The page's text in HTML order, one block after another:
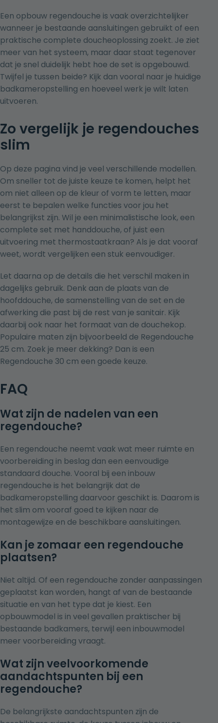
Een opbouw regendouche is vaak overzichtelijker
wanneer je bestaande aansluitingen gebruikt of een
praktische complete doucheoplossing zoekt. Je ziet
meer van het systeem, maar daar staat tegenover
dat je snel duidelijk hebt hoe de set is opgebouwd.
Twijfel je tussen beide? Kijk dan vooral naar je huidige
badkameropstelling en hoeveel werk je wilt laten
uitvoeren.
Zo vergelijk je regendouches
slim
Op deze pagina vind je veel verschillende modellen.
Om sneller tot de juiste keuze te komen, helpt het
om niet alleen op de kleur of vorm te letten, maar
eerst te bepalen welke functies voor jou het
belangrijkst zijn. Wil je een minimalistische look, een
complete set met handdouche, of juist een
uitvoering met thermostaatkraan? Als je dat vooraf
weet, wordt vergelijken een stuk eenvoudiger.
Let daarna op de details die het verschil maken in
dagelijks gebruik. Denk aan de plaats van de
hoofddouche, de samenstelling van de set en de
afwerking die past bij de rest van je sanitair. Kijk
daarbij ook naar het formaat van de douchekop.
Populaire maten zijn bijvoorbeeld de Regendouche
25 cm. Zoek je meer dekking? Dan is een
Regendouche 30 cm een goede keuze.
FAQ
Wat zijn de nadelen van een
regendouche?
Een regendouche neemt vaak wat meer ruimte en
voorbereiding in beslag dan een eenvoudige
standaard douche. Vooral bij een inbouw
regendouche is het belangrijk dat de
badkameropstelling daarvoor geschikt is. Daarom is
het slim om vooraf goed te kijken naar de
montagewijze en de beschikbare aansluitingen.
Kan je zomaar een regendouche
plaatsen?
Niet altijd. Of een regendouche zonder aanpassingen
geplaatst kan worden, hangt af van de bestaande
situatie en van het type dat je kiest. Een
opbouwmodel is in veel gevallen praktischer bij
bestaande badkamers, terwijl een inbouwmodel
meer voorbereiding vraagt.
Wat zijn veelvoorkomende
aandachtspunten bij een
regendouche?
De belangrijkste aandachtspunten zijn de